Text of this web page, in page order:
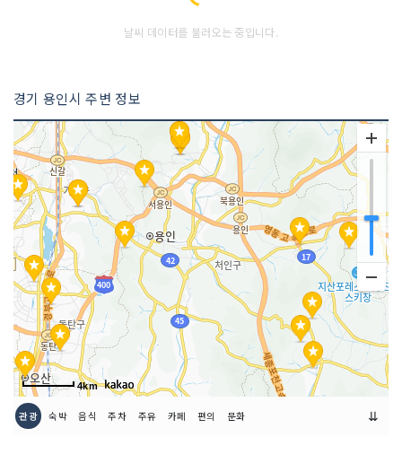
날씨 데이터를 불러오는 중입니다.
경기 용인시 주변 정보
4km
관광 숙박 음식 주차 주유 카페 편의 문화 ⇊